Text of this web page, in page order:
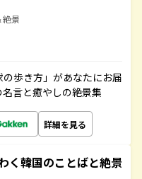
絶景
歩き方」があなたにお届
言と癒やしの絶景集
詳細を見る
く韓国のことばと絶景